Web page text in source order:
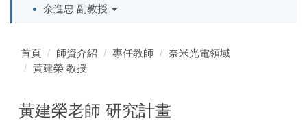
余進忠 副教授
首頁 師資介紹 專任教師
奈米光電領域
黃建榮 教授
黃建榮老師 研究計畫